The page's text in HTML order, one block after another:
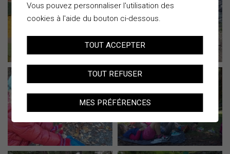
Vous pouvez personnaliser l'utilisation des
cookies à l'aide du bouton ci-dessous.
TOUT ACCEPTER
TOUT REFUSER
MES PRÉFÉRENCES